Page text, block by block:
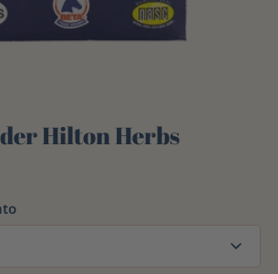
Hilton Herbs